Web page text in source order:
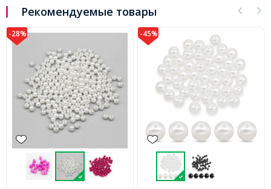
Рекомендуемые товары
-28% -45%